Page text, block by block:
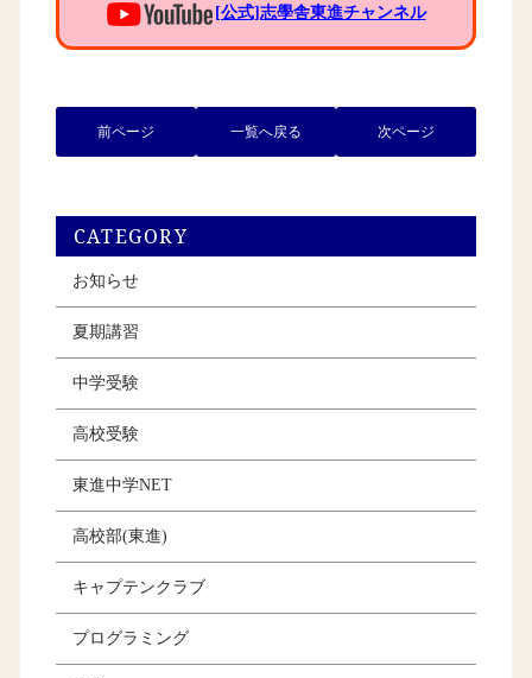
[公式]志學舎東進チャンネル
前ページ 一覧へ戻る 次ページ
CATEGORY
お知らせ
夏期講習
中学受験
高校受験
東進中学NET
高校部(東進)
キャプテンクラブ
プログラミング